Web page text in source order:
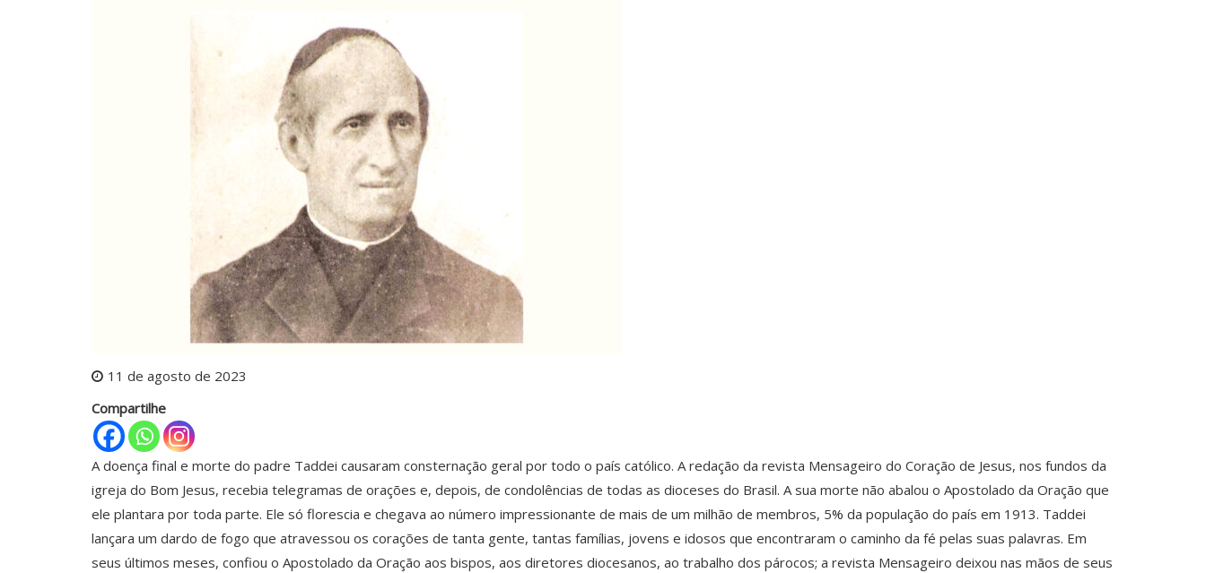
11 de agosto de 2023
Compartilhe
A doença final e morte do padre Taddei causaram consternação geral por todo o país católico. A redação da revista Mensageiro do Coração de Jesus, nos fundos da
igreja do Bom Jesus, recebia telegramas de orações e, depois, de condolências de todas as dioceses do Brasil. A sua morte não abalou o Apostolado da Oração que
ele plantara por toda parte. Ele só florescia e chegava ao número impressionante de mais de um milhão de membros, 5% da população do país em 1913. Taddei
lançara um dardo de fogo que atravessou os corações de tanta gente, tantas famílias, jovens e idosos que encontraram o caminho da fé pelas suas palavras. Em
seus últimos meses, confiou o Apostolado da Oração aos bispos, aos diretores diocesanos, ao trabalho dos párocos; a revista Mensageiro deixou nas mãos de seus